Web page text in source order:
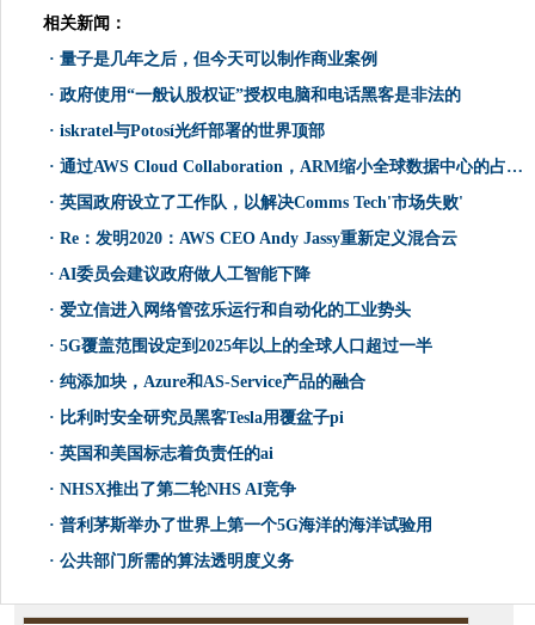
相关新闻：
· 量子是几年之后，但今天可以制作商业案例
· 政府使用“一般认股权证”授权电脑和电话黑客是非法的
· iskratel与Potosí光纤部署的世界顶部
· 通过AWS Cloud Collaboration，ARM缩小全球数据中心的占地面积
· 英国政府设立了工作队，以解决Comms Tech'市场失败'
· Re：发明2020：AWS CEO Andy Jassy重新定义混合云
· AI委员会建议政府做人工智能下降
· 爱立信进入网络管弦乐运行和自动化的工业势头
· 5G覆盖范围设定到2025年以上的全球人口超过一半
· 纯添加块，Azure和AS-Service产品的融合
· 比利时安全研究员黑客Tesla用覆盆子pi
· 英国和美国标志着负责任的ai
· NHSX推出了第二轮NHS AI竞争
· 普利茅斯举办了世界上第一个5G海洋的海洋试验用
· 公共部门所需的算法透明度义务